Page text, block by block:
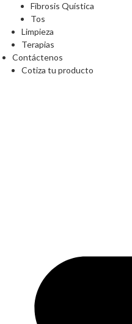
Fibrosis Quística
Tos
Limpieza
Terapias
Contáctenos
Cotiza tu producto